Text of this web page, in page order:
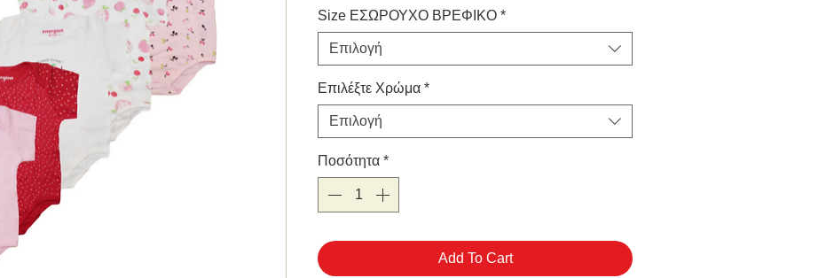
Size ΕΣΩΡΟΥΧΟ ΒΡΕΦΙΚΟ *
Επιλογή
Επιλέξτε Χρώμα *
Επιλογή
Ποσότητα *
Add To Cart